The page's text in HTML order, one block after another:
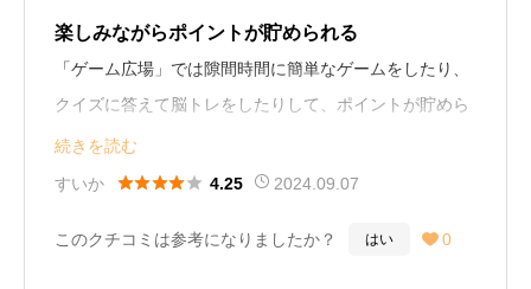
楽しみながらポイントが貯められる
「ゲーム広場」では隙間時間に簡単なゲームをしたり、
クイズに答えて脳トレをしたりして、ポイントが貯めら
れるので楽しくお得で気に入っています。トピックが豊
富でいつもお祭りが開催されているようなワクワク感が
たポイントをしっかり活用できるのも嬉しいです。
続きを読む
すいか
 4.25 2024.09.07
このクチコミは参考になりましたか？ はい  0